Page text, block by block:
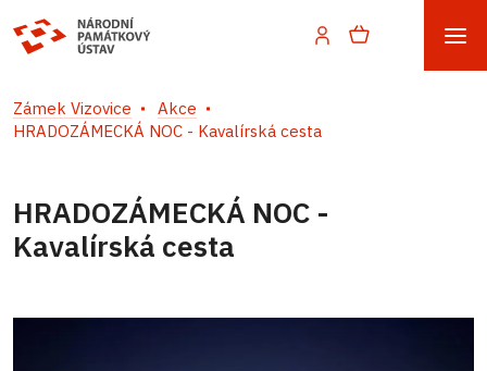
Zámek Vizovice
Akce
HRADOZÁMECKÁ NOC - Kavalírská cesta
HRADOZÁMECKÁ NOC -
Kavalírská cesta